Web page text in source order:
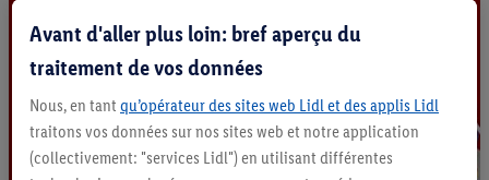
Avant d'aller plus loin: bref aperçu du
traitement de vos données
Nous, en tant qu’opérateur des sites web Lidl et des applis Lidl
traitons vos données sur nos sites web et notre application
(collectivement: "services Lidl") en utilisant différentes